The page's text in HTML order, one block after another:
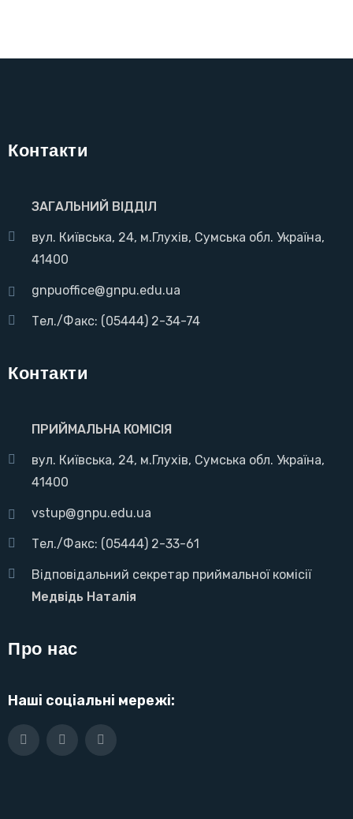
Контакти
ЗАГАЛЬНИЙ ВІДДІЛ
вул. Київська, 24, м.Глухів, Сумська обл. Україна,
41400
gnpuoffice@gnpu.edu.ua
Тел./Факс: (05444) 2-34-74
Контакти
ПРИЙМАЛЬНА КОМІСІЯ
вул. Київська, 24, м.Глухів, Сумська обл. Україна,
41400
vstup@gnpu.edu.ua
Тел./Факс: (05444) 2-33-61
Відповідальний секретар приймальної комісії
Медвідь Наталія
Про нас
Наші соціальні мережі: